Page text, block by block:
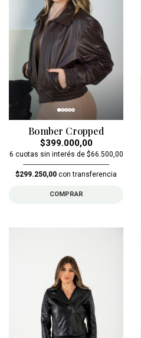
Bomber Cropped
$399.000,00
6 cuotas sin interés de $66.500,00
$299.250,00 con transferencia
COMPRAR